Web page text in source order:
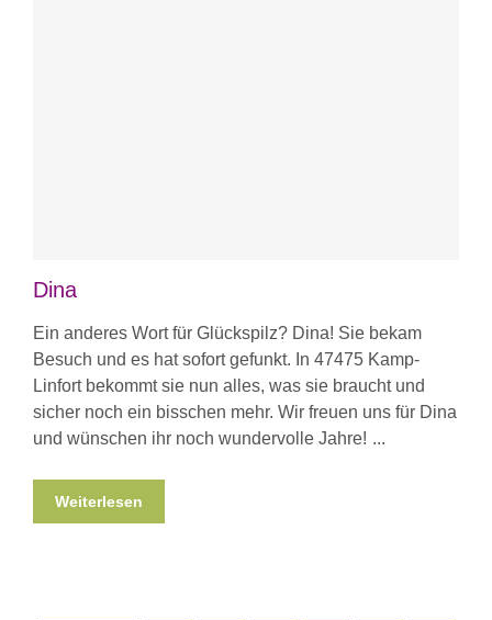
Dina
Ein anderes Wort für Glückspilz? Dina! Sie bekam
Besuch und es hat sofort gefunkt. In 47475 Kamp-
Linfort bekommt sie nun alles, was sie braucht und
sicher noch ein bisschen mehr. Wir freuen uns für Dina
und wünschen ihr noch wundervolle Jahre!
Weiterlesen